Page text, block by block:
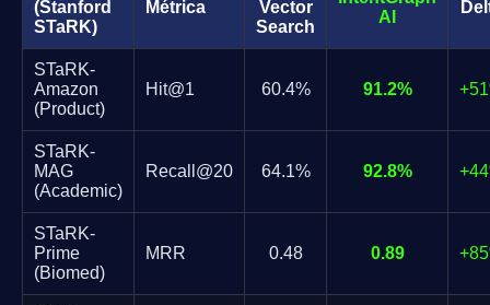
(Stanford
STaRK)
Métrica
Vector
Search
AI
STaRK-
Amazon
(Product)
Hit@1 60.4% 91.2%
STaRK-
MAG
(Academic)
Recall@20 64.1% 92.8%
STaRK-
Prime
(Biomed)
MRR 0.48 0.89